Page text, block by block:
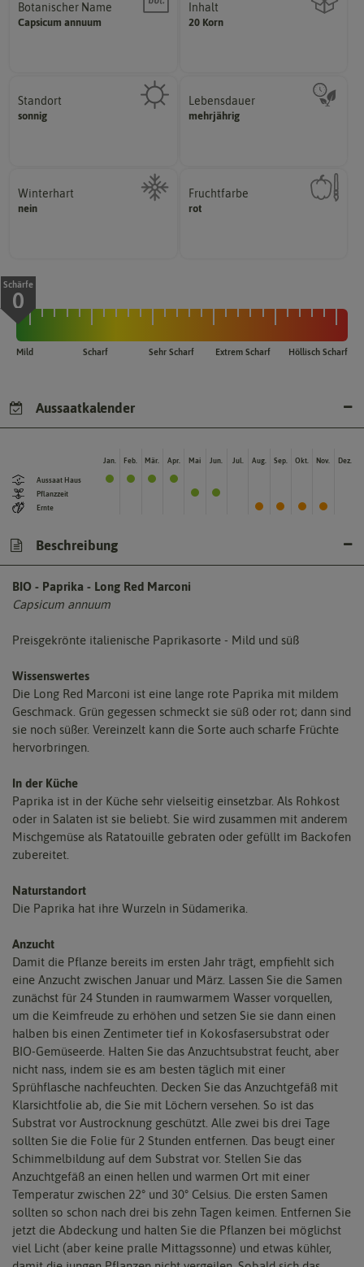
Inhalt
20 KornWie viel ist enthalten
Botanischer Name
Capsicum annuum
Namen zur eindeutigen
Bestimmung der Pflanze.
Standort
sonnig
Pflanze? (schattig, halbschattig,
sonnig, vollsonnig)
Winterhart
nein
Probleme überwintern können.
Lebensdauer
mehrjährig
einjährig, zweijährig oder
mehrjährig.
Fruchtfarbe
rot
sie nach dem Reifungsprozess
hat.
Schärfe
0
Mild Scharf Sehr Scharf Extrem Scharf Höllisch Scharf
Aussaatkalender
Aussaat Haus
Pflanzzeit
Ernte
Jan. Feb. Mär. Apr. Mai Jun. Jul. Aug. Sep. Okt. Nov. Dez.
Beschreibung
BIO - Paprika - Long Red Marconi
Capsicum annuum
Preisgekrönte italienische Paprikasorte - Mild und süß
Wissenswertes
Die Long Red Marconi ist eine lange rote Paprika mit mildem
Geschmack. Grün gegessen schmeckt sie süß oder rot; dann sind
sie noch süßer. Vereinzelt kann die Sorte auch scharfe Früchte
hervorbringen.
In der Küche
Paprika ist in der Küche sehr vielseitig einsetzbar. Als Rohkost
oder in Salaten ist sie beliebt. Sie wird zusammen mit anderem
Mischgemüse als Ratatouille gebraten oder gefüllt im Backofen
zubereitet.
Naturstandort
Die Paprika hat ihre Wurzeln in Südamerika.
Anzucht
Damit die Pflanze bereits im ersten Jahr trägt, empfiehlt sich
eine Anzucht zwischen Januar und März. Lassen Sie die Samen
zunächst für 24 Stunden in raumwarmem Wasser vorquellen,
um die Keimfreude zu erhöhen und setzen Sie sie dann einen
halben bis einen Zentimeter tief in Kokosfasersubstrat oder
BIO-Gemüseerde. Halten Sie das Anzuchtsubstrat feucht, aber
nicht nass, indem sie es am besten täglich mit einer
Sprühflasche nachfeuchten. Decken Sie das Anzuchtgefäß mit
Klarsichtfolie ab, die Sie mit Löchern versehen. So ist das
Substrat vor Austrocknung geschützt. Alle zwei bis drei Tage
sollten Sie die Folie für 2 Stunden entfernen. Das beugt einer
Schimmelbildung auf dem Substrat vor. Stellen Sie das
Anzuchtgefäß an einen hellen und warmen Ort mit einer
Temperatur zwischen 22° und 30° Celsius. Die ersten Samen
sollten so schon nach drei bis zehn Tagen keimen. Entfernen Sie
jetzt die Abdeckung und halten Sie die Pflanzen bei möglichst
viel Licht (aber keine pralle Mittagssonne) und etwas kühler,